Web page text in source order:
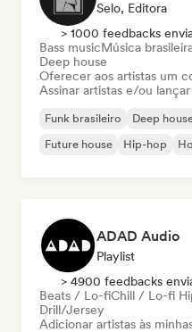
Selo, Editora
> 1000 feedbacks
Bass musicMúsica
Deep house
Oferecer aos artistas um
Assinar artistas e/ou lançar
Funk brasileiro Deep
Future house
Hip-hop
ADAD Audio
Playlist
> 4900 feedbacks
Beats / Lo-fiChill / Lo-fi
Drill/Jersey
Adicionar artistas às